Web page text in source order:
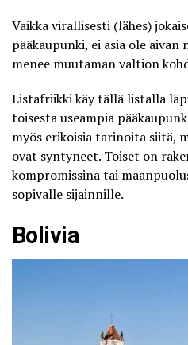
Vaikka virallisesti (lähes)
pääkaupunki, ei asia ole
menee muutaman valtion
Listafriikkikäy tällä listalla
toisesta useampia
myös erikoisia tarinoita siitä,
ovat syntyneet. Toiset on
kompromissina tai
sopivalle sijainnille.
Bolivia